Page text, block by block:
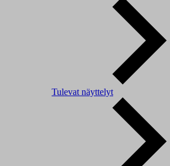
Tulevat näyttelyt